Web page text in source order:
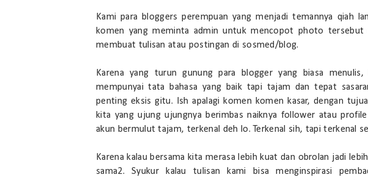
Kami para bloggers perempuan yang menjadi temannya qiah
komen yang meminta admin untuk mencopot photo tersebut
membuat tulisan atau postingan di sosmed/blog.
Karena yang turun gunung para blogger yang biasa
mempunyai tata bahasa yang baik tapi tajam dan tepat
penting eksis gitu. Ish apalagi komen komen kasar, dengan
kita yang ujung ujungnya berimbas naiknya follower atau
akun bermulut tajam, terkenal deh lo. Terkenal sih, tapi terkenal
Karena kalau bersama kita merasa lebih kuat dan obrolan jadi
sama2. Syukur kalau tulisan kami bisa menginspirasi